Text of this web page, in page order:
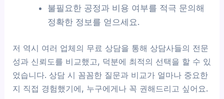
불필요한 공정과 비용 여부를 적극 문의해
정확한 정보를 얻으세요.
저 역시 여러 업체의 무료 상담을 통해 상담사들의 전문
성과 신뢰도를 비교했고, 덕분에 최적의 선택을 할 수 있
었습니다. 상담 시 꼼꼼한 질문과 비교가 얼마나 중요한
지 직접 경험했기에, 누구에게나 꼭 권해드리고 싶어요.